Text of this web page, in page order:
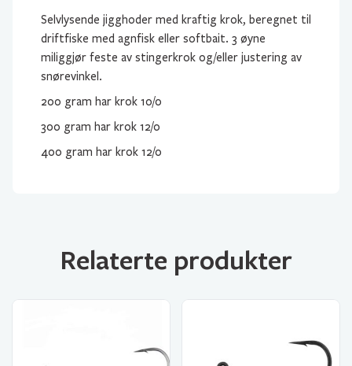
Selvlysende jigghoder med kraftig krok, beregnet til
driftfiske med agnfisk eller softbait. 3 øyne
miliggjør feste av stingerkrok og/eller justering av
snørevinkel.
200 gram har krok 10/0
300 gram har krok 12/0
400 gram har krok 12/0
Relaterte produkter